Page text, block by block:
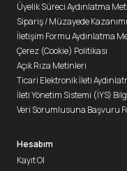
Üyelik Süreci Aydınlatma
Sipariş / Müzayede
İletişim Formu Aydınlatma
Çerez (Cookie) Politikası
Açık Rıza Metinleri
Ticari Elektronik İleti
İleti Yönetim Sistemi (İYS)
Veri Sorumlusuna Başvuru
Hesabım
Kayıt Ol